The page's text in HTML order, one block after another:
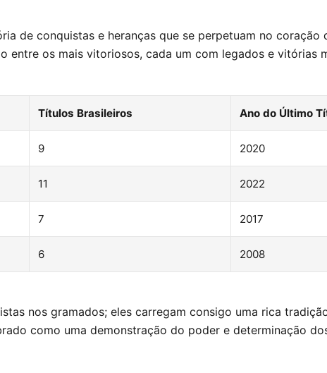
de conquistas e heranças que se perpetuam no coração
entre os mais vitoriosos, cada um com legados e vitórias
Títulos Brasileiros Ano do Último
9 2020
11 2022
7 2017
6 2008
nos gramados; eles carregam consigo uma rica
como uma demonstração do poder e determinação